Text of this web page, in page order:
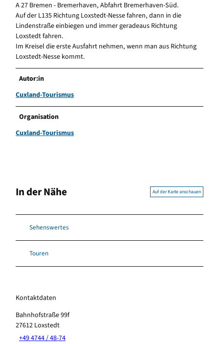
A 27 Bremen - Bremerhaven, Abfahrt Bremerhaven-Süd.
Auf der L135 Richtung Loxstedt-Nesse fahren, dann in die
Lindenstraße einbiegen und immer geradeaus Richtung
Loxstedt fahren.
Im Kreisel die erste Ausfahrt nehmen, wenn man aus Richtung
Loxstedt-Nesse kommt.
Autor:in
Cuxland-Tourismus
Organisation
Cuxland-Tourismus
In der Nähe Auf der Karte anschauen
Sehenswertes
Touren
Kontaktdaten
Bahnhofstraße 99f
27612 Loxstedt
+49 4744 / 48-74